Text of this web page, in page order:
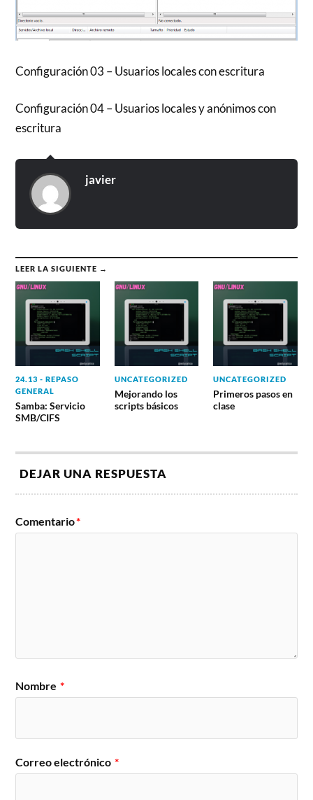
Configuración 03 – Usuarios locales con escritura
Configuración 04 – Usuarios locales y anónimos con
escritura
javier
LEER LA SIGUIENTE →
24.13 - REPASO
GENERAL
Samba: Servicio
SMB/CIFS
UNCATEGORIZED
Mejorando los
scripts básicos
UNCATEGORIZED
Primeros pasos en
clase
DEJAR UNA RESPUESTA
Comentario*
Nombre *
Correo electrónico *